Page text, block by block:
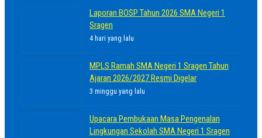
Laporan BOSP Tahun 2026 SMA Negeri 1
Sragen
4 hari yang lalu
MPLS Ramah SMA Negeri 1 Sragen Tahun
Ajaran 2026/2027 Resmi Digelar
3 minggu yang lalu
Upacara Pembukaan Masa Pengenalan
Lingkungan Sekolah SMA Negeri 1 Sragen